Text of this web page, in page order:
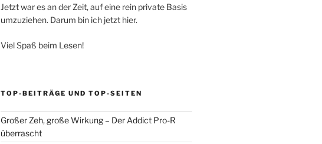
Jetzt war es an der Zeit, auf eine rein private Basis
umzuziehen. Darum bin ich jetzt hier.
Viel Spaß beim Lesen!
TOP-BEITRÄGE UND TOP-SEITEN
Großer Zeh, große Wirkung – Der Addict Pro-R
überrascht